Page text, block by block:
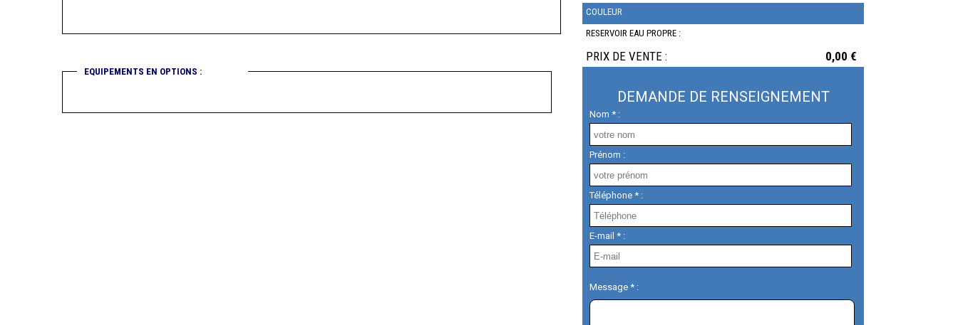
EQUIPEMENTS EN OPTIONS :
COULEUR
RESERVOIR EAU PROPRE :
PRIX DE VENTE : 0,00 €
DEMANDE DE RENSEIGNEMENT
Nom * :
Prénom :
Téléphone * :
E-mail * :
Message * :